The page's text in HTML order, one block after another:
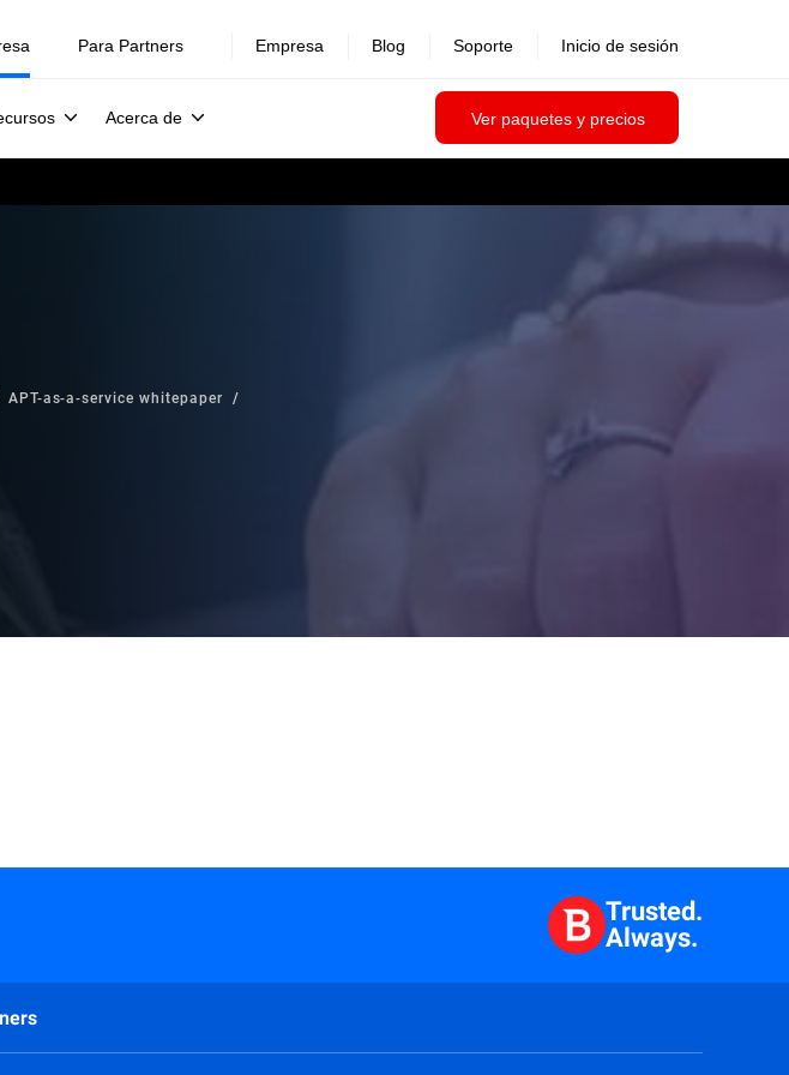
Acerca de Ver paquetes y precios
Para Partners Empresa Blog Soporte Inicio de sesión
APT-as-a-service whitepaper
Trusted.
Always.